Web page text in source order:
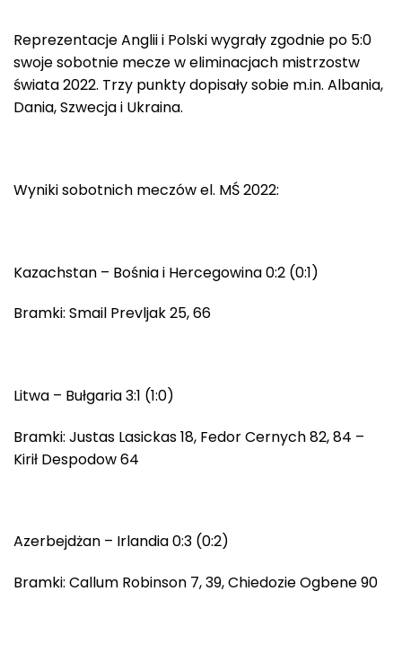
Reprezentacje Anglii i Polski wygrały zgodnie po 5:0
swoje sobotnie mecze w eliminacjach mistrzostw
świata 2022. Trzy punkty dopisały sobie m.in. Albania,
Dania, Szwecja i Ukraina.
Wyniki sobotnich meczów el. MŚ 2022:
Kazachstan – Bośnia i Hercegowina 0:2 (0:1)
Bramki: Smail Prevljak 25, 66
Litwa – Bułgaria 3:1 (1:0)
Bramki: Justas Lasickas 18, Fedor Cernych 82, 84 –
Kirił Despodow 64
Azerbejdżan – Irlandia 0:3 (0:2)
Bramki: Callum Robinson 7, 39, Chiedozie Ogbene 90